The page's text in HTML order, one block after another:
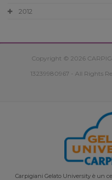
2012
Copyright © 2026
13239980967 - All Rights
Carpigiani Gelato University è un